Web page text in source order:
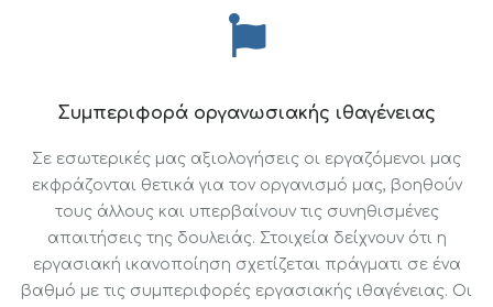
Συμπεριφορά οργανωσιακής ιθαγένειας
Σε εσωτερικές μας αξιολογήσεις οι εργαζόμενοι μας
εκφράζονται θετικά για τον οργανισμό μας, βοηθούν
τους άλλους και υπερβαίνουν τις συνηθισμένες
απαιτήσεις της δουλειάς. Στοιχεία δείχνουν ότι η
εργασιακή ικανοποίηση σχετίζεται πράγματι σε ένα
βαθμό με τις συμπεριφορές εργασιακής ιθαγένειας. Οι